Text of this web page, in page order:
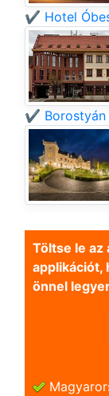
✔️ Hotel
✔️ Borostyán
Töltse le az
applikációt,
önnel